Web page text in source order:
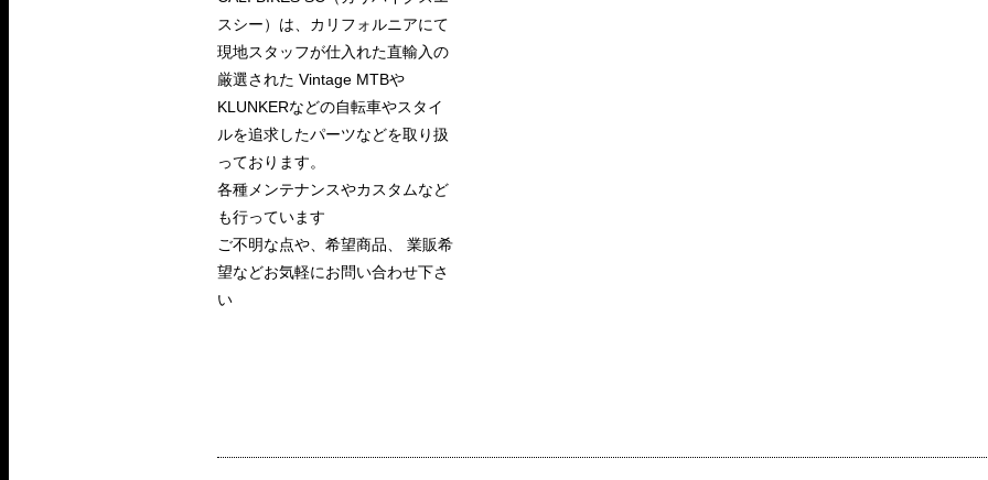
スシー）は、カリフォルニアにて
現地スタッフが仕入れた直輸入の
厳選された Vintage MTBや
KLUNKERなどの自転車やスタイ
ルを追求したパーツなどを取り扱
っております。
各種メンテナンスやカスタムなど
も行っています
ご不明な点や、希望商品、 業販希
望などお気軽にお問い合わせ下さ
い